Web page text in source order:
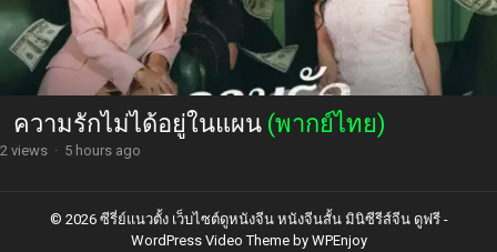
ความรักไม่ได้อยู่ในแผน (พากย์ไทย)
2 views · 5 hours ago
© 2026 ซีรี่ย์แนวตั้ง เว็บไซต์ดูหนังจีน หนังจีนสั้น มินิซีรีส์จีน ดูฟรี -
WordPress Video Themeby WPEnjoy